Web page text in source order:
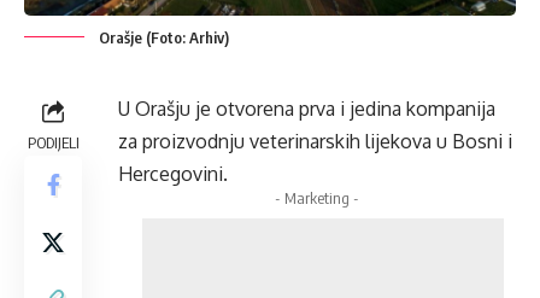
Orašje (Foto: Arhiv)
PODIJELI
U Orašju je otvorena prva i jedina kompanija
za proizvodnju veterinarskih lijekova u Bosni i
Hercegovini.
- Marketing -